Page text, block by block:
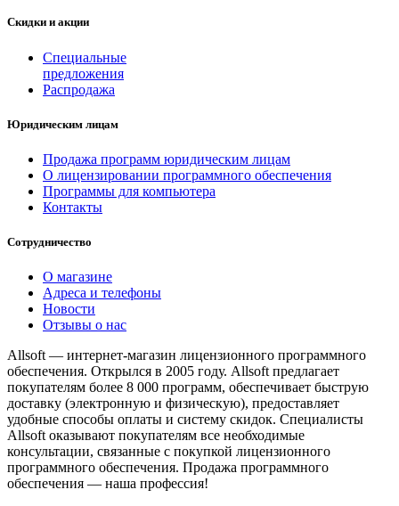
Скидки и акции
Специальные
предложения
Распродажа
Юридическим лицам
Продажа программ юридическим лицам
О лицензировании программного обеспечения
Программы для компьютера
Контакты
Сотрудничество
О магазине
Адреса и телефоны
Новости
Отзывы о нас
Allsoft — интернет-магазин лицензионного программного
обеспечения. Открылся в 2005 году. Allsoft предлагает
покупателям более 8 000 программ, обеспечивает быструю
доставку (электронную и физическую), предоставляет
удобные способы оплаты и систему скидок. Специалисты
Allsoft оказывают покупателям все необходимые
консультации, связанные с покупкой лицензионного
программного обеспечения. Продажа программного
обеспечения — наша профессия!